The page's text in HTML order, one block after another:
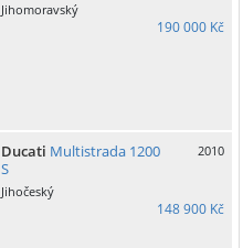
Jihomoravský
190 000 Kč
Ducati Multistrada 1200
S
2010
Jihočeský
148 900 Kč